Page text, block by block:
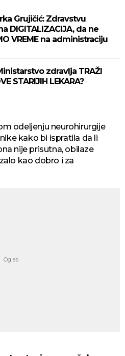
Grujičić: Zdravstvu
DIGITALIZACIJA, da ne
VREME na administraciju
zdravlja TRAŽI
STARIJIH LEKARA?
odeljenju neurohirurgije
kako bi ispratila da li
nije prisutna, obilaze
kao dobro i za